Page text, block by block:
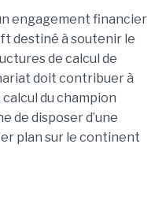
engagement financier
destiné à soutenir le
de calcul de
doit contribuer à
calcul du champion
de disposer d’une
plan sur le continent